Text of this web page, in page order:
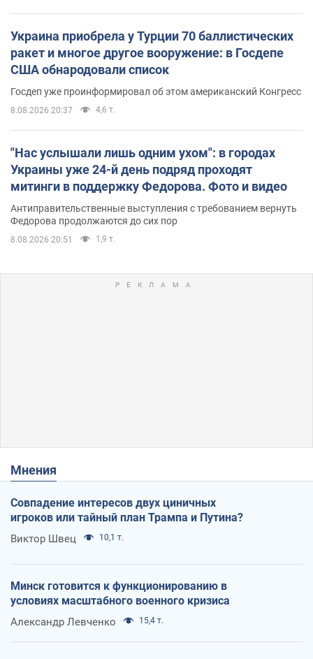
Украина приобрела у Турции 70 баллистических
ракет и многое другое вооружение: в Госдепе
США обнародовали список
Госдеп уже проинформировал об этом американский Конгресс
8.08.2026 20:37 4,6 т.
"Нас услышали лишь одним ухом": в городах
Украины уже 24-й день подряд проходят
митинги в поддержку Федорова. Фото и видео
Антиправительственные выступления с требованием вернуть
Федорова продолжаются до сих пор
8.08.2026 20:51 1,9 т.
Мнения
Совпадение интересов двух циничных
игроков или тайный план Трампа и Путина?
Виктор Швец 10,1 т.
Минск готовится к функционированию в
условиях масштабного военного кризиса
Александр Левченко 15,4 т.